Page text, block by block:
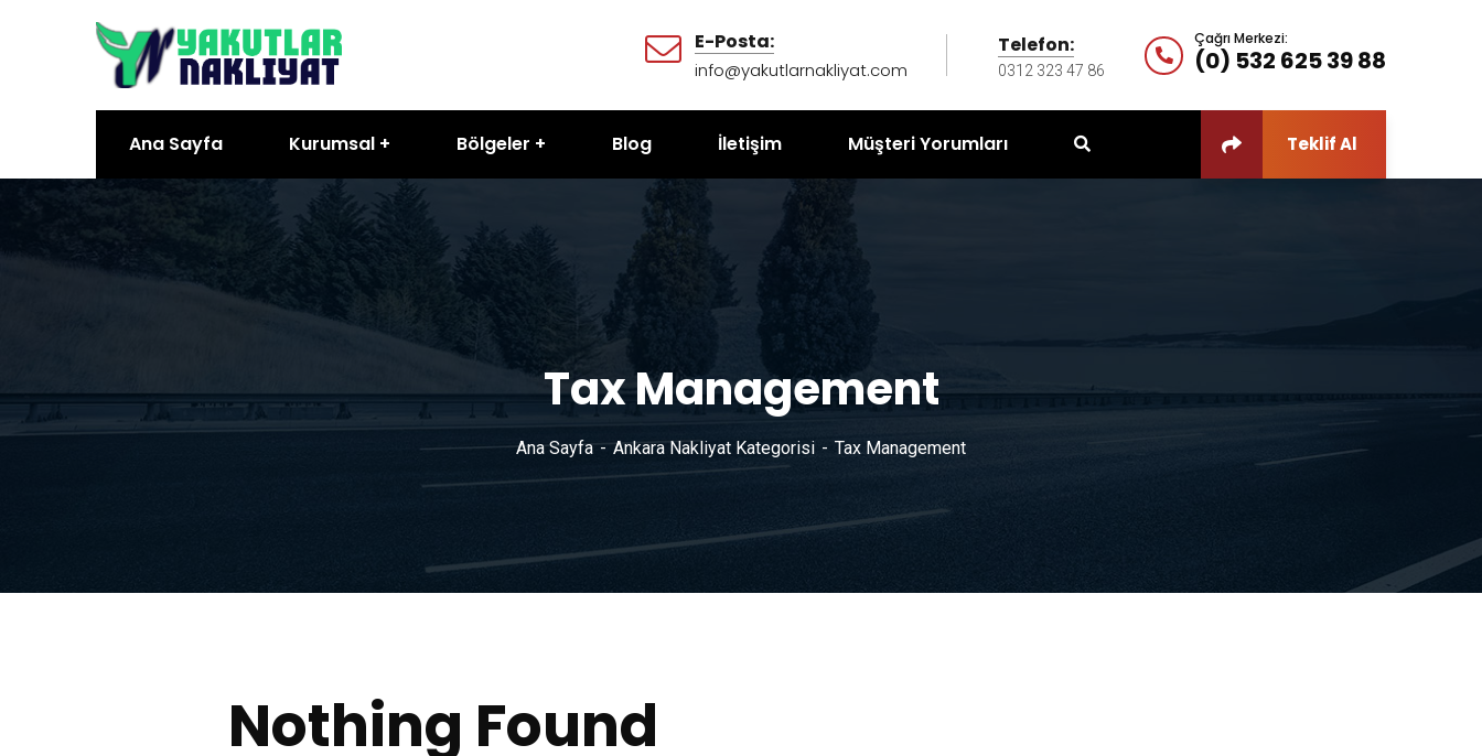
E-Posta:
info@yakutlarnakliyat.com
Telefon:
0312 323 47 86
Çağrı Merkezi:
(0) 532 625 39 88
Ana Sayfa Kurumsal Bölgeler Blog İletişim Müşteri Yorumları Teklif Al
Tax Management
Ana Sayfa Ankara Nakliyat Kategorisi Tax Management
Nothing Found